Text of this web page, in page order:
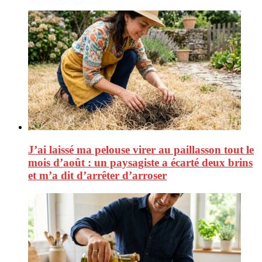
J’ai laissé ma pelouse virer au paillasson tout le
mois d’août : un paysagiste a écarté deux brins
et m’a dit d’arrêter d’arroser